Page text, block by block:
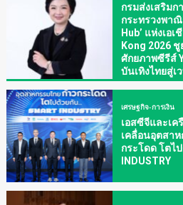
กรมส่งเสริมก
กระทรวงพาณิ
Hub’ แห่งเอ
Kong 2026
ศักยภาพซีรีส์
บันเทิงไทยสู่เ
เศรษฐกิจ-การเงิน
เอสซีจีและเค
เคลื่อนอุตสา
กระโดด โตไ
INDUSTRY